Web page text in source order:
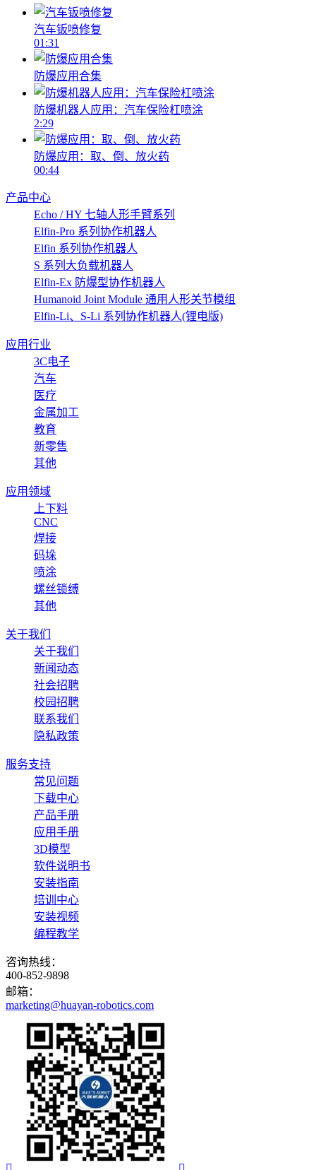
汽车钣喷修复
01:31
防爆应用合集
防爆机器人应用：汽车保险杠喷涂
2:29
防爆应用：取、倒、放火药
00:44
产品中心
Echo / HY 七轴人形手臂系列
Elfin-Pro 系列协作机器人
Elfin 系列协作机器人
S 系列大负载机器人
Elfin-Ex 防爆型协作机器人
Humanoid Joint Module 通用人形关节模组
Elfin-Li、S-Li 系列协作机器人(锂电版)
应用行业
3C电子
汽车
医疗
金属加工
教育
新零售
其他
应用领域
上下料
CNC
焊接
码垛
喷涂
螺丝锁缚
其他
关于我们
关于我们
新闻动态
社会招聘
校园招聘
联系我们
隐私政策
服务支持
常见问题
下载中心
产品手册
应用手册
3D模型
软件说明书
安装指南
培训中心
安装视频
编程教学
咨询热线：
400-852-9898
邮箱：
marketing@huayan-robotics.com